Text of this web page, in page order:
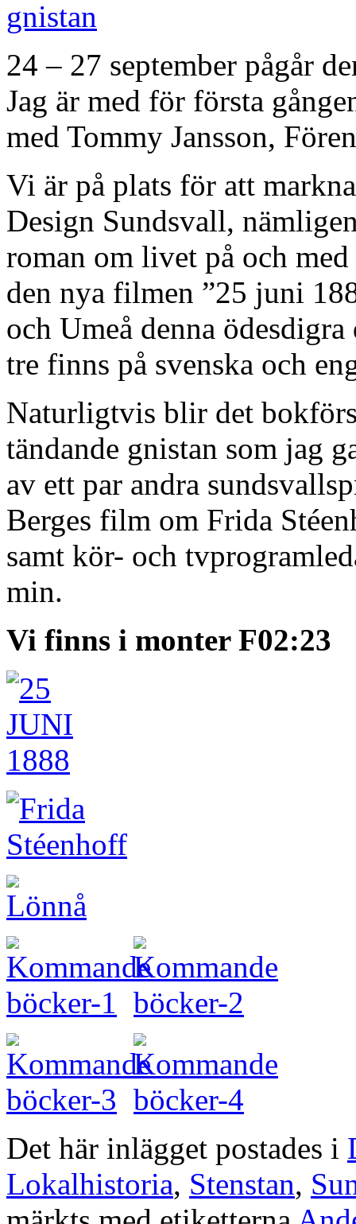
24 – 27 september pågår
Jag är med för första
med Tommy Jansson,
Vi är på plats för att
Design Sundsvall,
roman om livet på och
den nya filmen ”25 juni
och Umeå denna
tre finns på svenska och
Naturligtvis blir det
tändande gnistan som jag
av ett par andra
Berges film om Frida
samt kör- och
min.
Vi finns i monter F02:23
Det här inlägget postades i
Lokalhistoria, Stenstan,